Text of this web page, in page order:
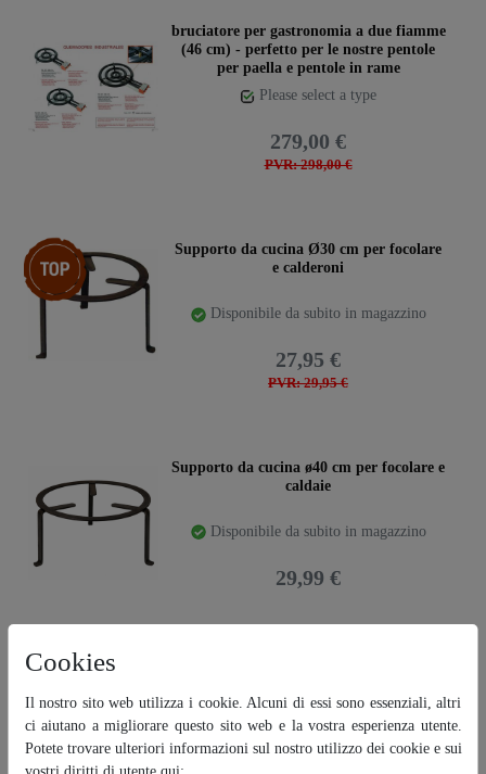
bruciatore per gastronomia a due fiamme
(46 cm) - perfetto per le nostre pentole
per paella e pentole in rame
Please select a type
PVR: 298,00 €
279,00 €
Ceres::Template.storeSpecialTopSupporto da cucina Ø30 cm per focolare
e calderoni
Disponibile da subito in magazzino
PVR: 29,95 €
27,95 €
Supporto da cucina ø40 cm per focolare e
caldaie
Disponibile da subito in magazzino
29,99 €
Disponibile da subito in magazzino
Cookies
Il nostro sito web utilizza i cookie. Alcuni di essi sono essenziali, altri
ci aiutano a migliorare questo sito web e la vostra esperienza utente.
Potete trovare ulteriori informazioni sul nostro utilizzo dei cookie e sui
vostri diritti di utente qui: